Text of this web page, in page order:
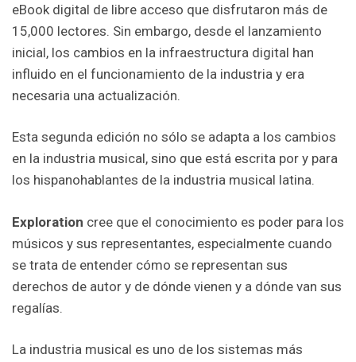
eBook digital de libre acceso que disfrutaron más de
15,000 lectores. Sin embargo, desde el lanzamiento
inicial, los cambios en la infraestructura digital han
influido en el funcionamiento de la industria y era
necesaria una actualización.
Esta segunda edición no sólo se adapta a los cambios
en la industria musical, sino que está escrita por y para
los hispanohablantes de la industria musical latina.
Exploration cree que el conocimiento es poder para los
músicos y sus representantes, especialmente cuando
se trata de entender cómo se representan sus
derechos de autor y de dónde vienen y a dónde van sus
regalías.
La industria musical es uno de los sistemas más